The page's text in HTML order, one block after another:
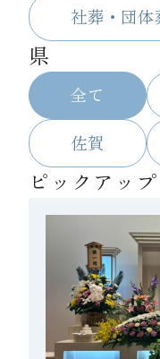
お問合わせ
社葬・団体
県
全て
佐賀
ピックアップ